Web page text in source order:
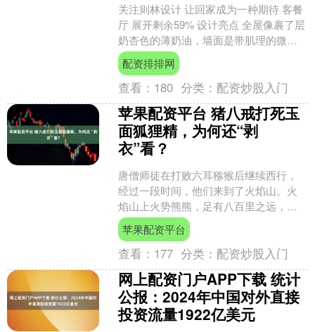
关注则林设计 让回家成为一种期待 客餐
厅 展开剩余59% 设计亮点 全屋像裹了层
奶杏色的薄奶油，墙面是带肌理的微水
泥，配浅橡木色的柜子。沙发选了软包
褶皱款，往那....
配资排排网
查看： 180 分类： 配资炒股入门
苹果配资平台 猪八戒打死玉
面狐狸精，为何还“剥
衣”看？
唐僧师徒在打败六耳猕猴后继续西行，
经过一段时间，他们来到了火焰山。火
焰山上火势熊熊，足有八百里之远，而
且是他们前往西天取经的必经之地。面
对如此猛烈的火焰，孙悟空....
苹果配资平台
查看： 177 分类： 配资炒股入门
网上配资门户APP下载 统计
公报：2024年中国对外直接
投资流量1922亿美元